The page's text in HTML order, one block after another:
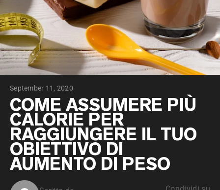
Proteina di piselli
Proteine del Siero di Latte da
Allevamento al Pascolo
Peptidi di collagene
Whey al cioccolato da latte di mucche
alimentate a erba
Whey di erba alimentata alla vaniglia
Siero di latte da bovini alimentati a erba
Shop All Protein Powders
VEGAN PROTEINBest Seller
Proteina di piselli
September 11, 2020
COME ASSUMERE PIÙ
CALORIE PER
RAGGIUNGERE IL TUO
OBIETTIVO DI
AUMENTO DI PESO